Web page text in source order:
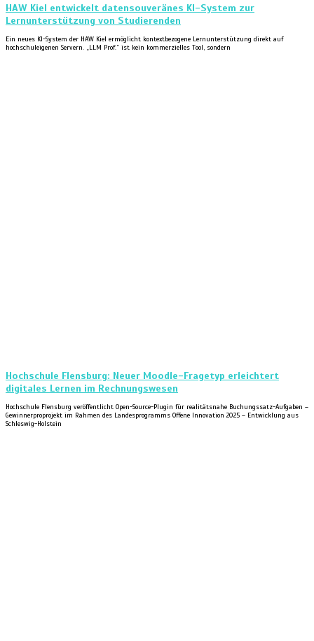
HAW Kiel entwickelt datensouveränes KI-System zur
Lernunterstützung von Studierenden
Ein neues KI-System der HAW Kiel ermöglicht kontextbezogene Lernunterstützung direkt auf
hochschuleigenen Servern. „LLM Prof.“ ist kein kommerzielles Tool, sondern
Hochschule Flensburg: Neuer Moodle-Fragetyp erleichtert
digitales Lernen im Rechnungswesen
Hochschule Flensburg veröffentlicht Open-Source-Plugin für realitätsnahe Buchungssatz-Aufgaben –
Gewinnerproprojekt im Rahmen des Landesprogramms Offene Innovation 2025 – Entwicklung aus
Schleswig-Holstein